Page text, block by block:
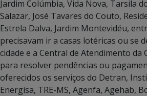
Jardim Colúmbia, Vida Nova, Tarsila
Salazar, José Tavares do Couto,
Estrela Dalva, Jardim Montevidéu,
precisavam ir a casas lotéricas ou se
cidade e a Central de Atendimento
para resolver pendências ou
oferecidos os serviços do Detran,
Energisa, TRE-MS, Agenfa, Agehab,